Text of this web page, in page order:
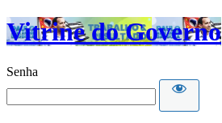
Vitrine do Governo
Senha